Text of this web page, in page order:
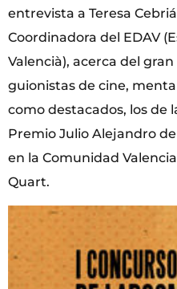
entrevista a Teresa
Coordinadora del EDAV
Valencià), acerca del
guionistas de cine,
como destacados, los de
Premio Julio Alejandro de
en la Comunidad
Quart.